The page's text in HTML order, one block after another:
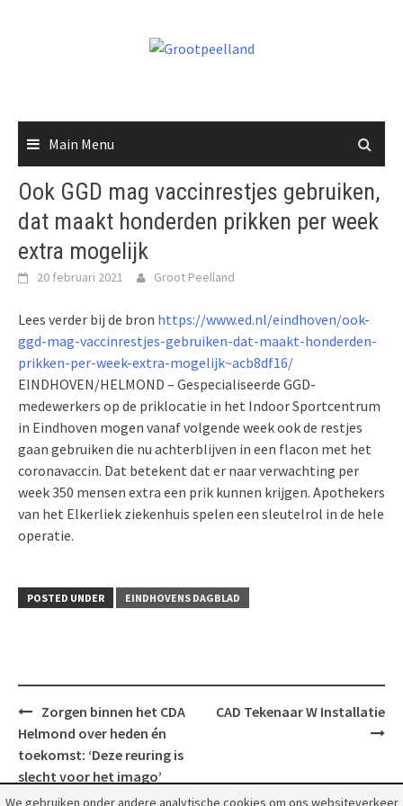
Main Menu
Ook GGD mag vaccinrestjes gebruiken,
dat maakt honderden prikken per week
extra mogelijk
20 februari 2021 Groot Peelland
Lees verder bij de bron https://www.ed.nl/eindhoven/ook-
ggd-mag-vaccinrestjes-gebruiken-dat-maakt-honderden-
prikken-per-week-extra-mogelijk~acb8df16/
EINDHOVEN/HELMOND – Gespecialiseerde GGD-
medewerkers op de priklocatie in het Indoor Sportcentrum
in Eindhoven mogen vanaf volgende week ook de restjes
gaan gebruiken die nu achterblijven in een flacon met het
coronavaccin. Dat betekent dat er naar verwachting per
week 350 mensen extra een prik kunnen krijgen. Apothekers
van het Elkerliek ziekenhuis spelen een sleutelrol in de hele
operatie.
POSTED UNDER EINDHOVENS DAGBLAD
Post
navigation
Zorgen binnen het CDA
Helmond over heden én
toekomst: ‘Deze reuring is
slecht voor het imago’
CAD Tekenaar W Installatie
We gebruiken onder andere analytische cookies om ons websiteverkeer